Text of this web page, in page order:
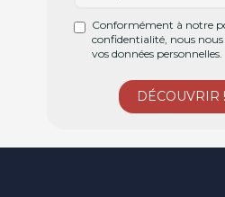
Conformément à notre
confidentialité, nous
vos données personnelles.